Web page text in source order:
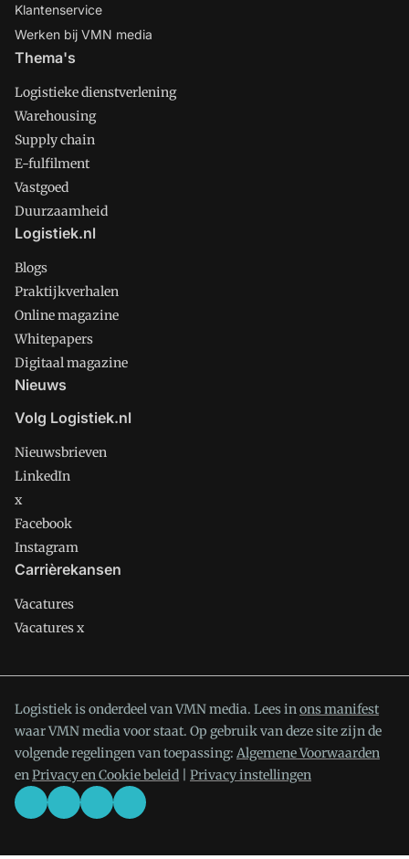
Klantenservice
Werken bij VMN media
Thema's
Logistieke dienstverlening
Warehousing
Supply chain
E-fulfilment
Vastgoed
Duurzaamheid
Logistiek.nl
Blogs
Praktijkverhalen
Online magazine
Whitepapers
Digitaal magazine
Nieuws
Volg Logistiek.nl
Nieuwsbrieven
LinkedIn
x
Facebook
Instagram
Carrièrekansen
Vacatures
Vacatures x
Logistiek is onderdeel van VMN media. Lees inons manifest
waar VMN media voor staat. Op gebruik van deze site zijn de
volgende regelingen van toepassing: Algemene Voorwaarden
enPrivacy en Cookie beleid Privacy instellingen